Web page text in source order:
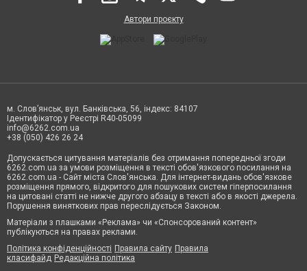
Автори проєкту
м. Слов’янськ, вул. Банківська, 56, індекс: 84107
Ідентифікатор у Реєстрі R40-05099
info@6262.com.ua
+38 (050) 426 26 24
Допускається цитування матеріалів без отримання попередньої згоди
6262.com.ua за умови розміщення в тексті обов'язкового посилання на
6262.com.ua - Сайт міста Слов'янська. Для інтернет-видань обов'язкове
розміщення прямого, відкритого для пошукових систем гіперпосилання
на цитовані статті не нижче другого абзацу в тексті або в якості джерела.
Порушення виняткових прав переслідується Законом.
Матеріали з плашками «Реклама» чи «Спонсорований контент»
публікуються на правах реклами.
Політика конфіденційності Правила сайту Правила
класифайд Редакційна політика